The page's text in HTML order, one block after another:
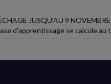
JUSQU'AU 9 NOVEMBRE
d'apprentissage se calcule